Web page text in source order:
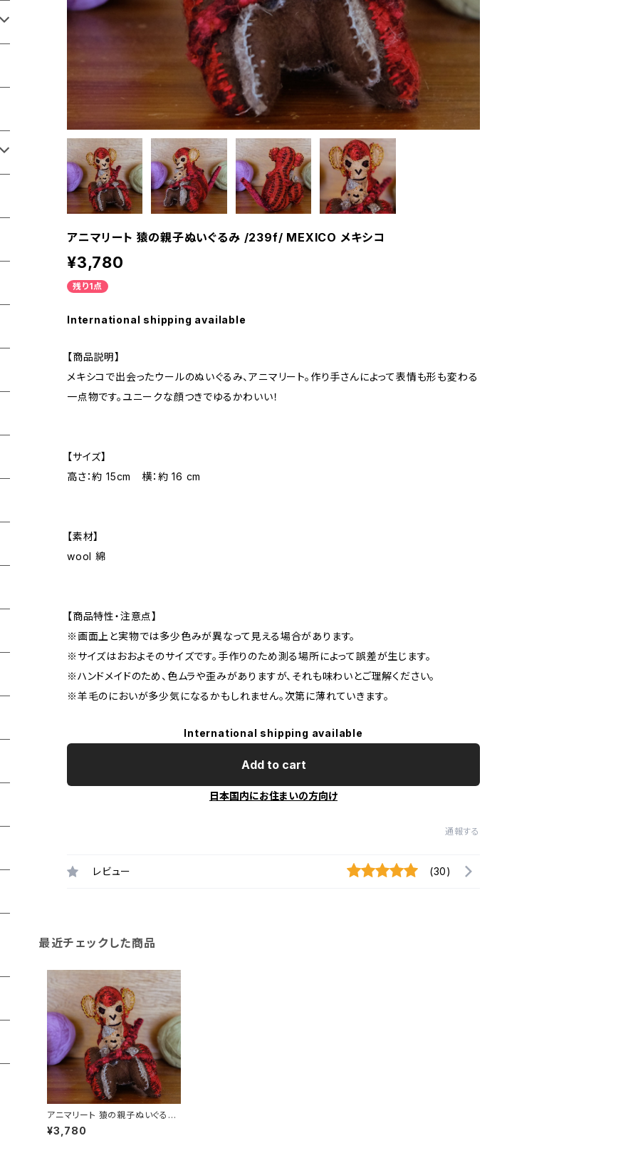
アニマリート 猿の親子ぬいぐるみ /239f/ MEXICO メキシコ
¥3,780
残り1点
International shipping available
【商品説明】
メキシコで出会ったウールのぬいぐるみ、アニマリート。作り手さんによって表情も形も変わる
一点物です。ユニークな顔つきでゆるかわいい！
【サイズ】
高さ：約 15cm 横：約 16 cm
【素材】
wool 綿
【商品特性・注意点】
※画面上と実物では多少色みが異なって見える場合があります。
※サイズはおおよそのサイズです。手作りのため測る場所によって誤差が生じます。
※ハンドメイドのため、色ムラや歪みがありますが、それも味わいとご理解ください。
※羊毛のにおいが多少気になるかもしれません。次第に薄れていきます。
International shipping available
Add to cart
日本国内にお住まいの方向け
通報する
レビュー (30)
最近チェックした商品
アニマリート 猿の親子ぬいぐるみ
/239f/ MEXICO メキシコ
¥3,780